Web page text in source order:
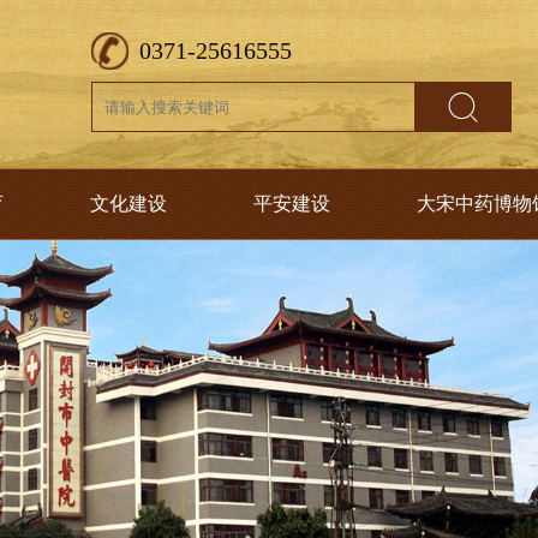
0371-25616555
文化建设 平安建设 大宋中药博物